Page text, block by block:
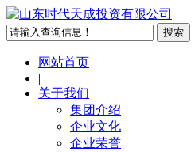
网站首页
|
关于我们
集团介绍
企业文化
企业荣誉